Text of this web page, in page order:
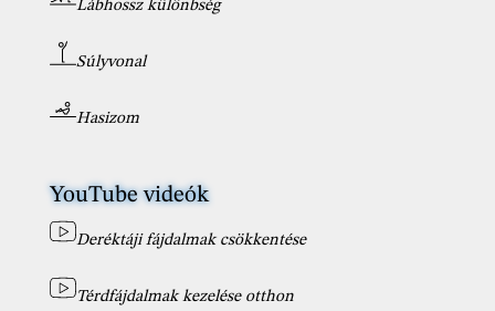
Lábhossz különbség
Súlyvonal
Hasizom
YouTube videók
Deréktáji fájdalmak csökkentése
Térdfájdalmak kezelése otthon